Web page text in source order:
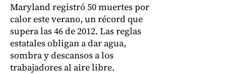
Maryland registró 50 muertes por
calor este verano, un récord que
supera las 46 de 2012. Las reglas
estatales obligan a dar agua,
sombra y descansos a los
trabajadores al aire libre.